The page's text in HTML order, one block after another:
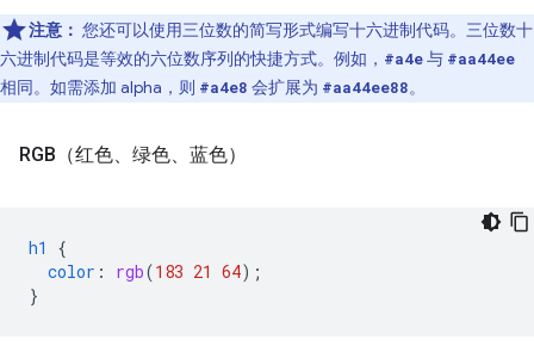
注意： 您还可以使用三位数的简写形式编写十六进制代码。三位数十
六进制代码是等效的六位数序列的快捷方式。例如， #a4e与 #aa44ee
相同。如需添加 alpha，则 #a4e8 会扩展为 #aa44ee88。
RGB（红色、绿色、蓝色）
h1
{
color : rgb(183 21 64);
}